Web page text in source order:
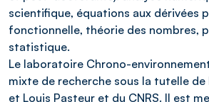
scientifique, équations aux dérivées
fonctionnelle, théorie des nombres,
statistique.
Le laboratoire Chrono-
mixte de recherche sous la tutelle de
et Louis Pasteur et du CNRS. Il est